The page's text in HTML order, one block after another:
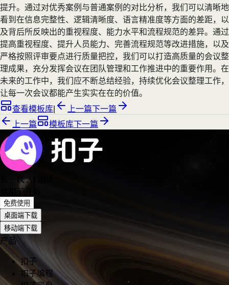
提升。通过对优秀案例与普通案例的对比分析，我们可以清晰地
看到在信息完整性、逻辑清晰度、语言精准度等方面的差距，以
及背后所反映出的重视程度、能力水平和流程规范的差异。通过
提高重视程度、提升人员能力、完善流程规范等改进措施，以及
严格按照评审要点进行质量把控，我们可以打造高质量的会议整
理成果，充分发挥会议在团队管理和工作推进中的重要作用。在
未来的工作中，我们应不断总结经验，持续优化会议整理工作，
让每一次会议都能产生实实在在的价值。
查看模板库
上一篇下一篇
上一篇
模板库下一篇
新一代 AI 团队
从扣子开始
免费使用
桌面端下载
移动端下载
产品
扣子
扣子编程